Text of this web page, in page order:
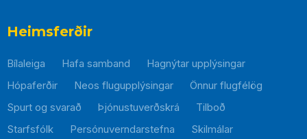
Heimsferðir
Bílaleiga Hafa samband
Hagnýtar upplýsingar
Hópaferðir
Neos flugupplýsingar
Önnur flugfélög
Spurt og svarað
Þjónustuverðskrá
Tilboð
Starfsfólk
Persónuverndarstefna Skilmálar